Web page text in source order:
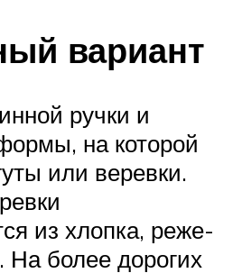
вариант
ручки и
на которой
или веревки.
из хлопка, реже-
На более дорогих